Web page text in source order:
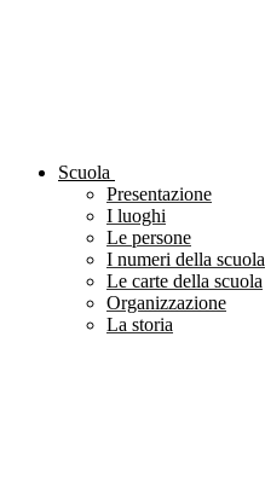
Scuola
Presentazione
I luoghi
Le persone
I numeri della scuola
Le carte della scuola
Organizzazione
La storia